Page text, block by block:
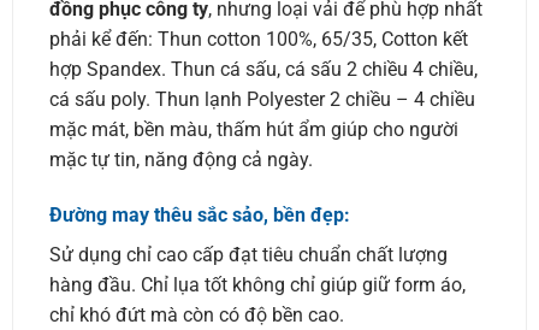
đồng phục công ty, nhưng loại vải để phù hợp nhất
phải kể đến: Thun cotton 100%, 65/35, Cotton kết
hợp Spandex. Thun cá sấu, cá sấu 2 chiều 4 chiều,
cá sấu poly. Thun lạnh Polyester 2 chiều – 4 chiều
mặc mát, bền màu, thấm hút ẩm giúp cho người
mặc tự tin, năng động cả ngày.
Đường may thêu sắc sảo, bền đẹp:
Sử dụng chỉ cao cấp đạt tiêu chuẩn chất lượng
hàng đầu. Chỉ lụa tốt không chỉ giúp giữ form áo,
chỉ khó đứt mà còn có độ bền cao.